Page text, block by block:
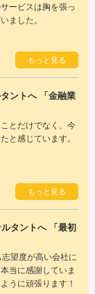
ービスは胸を張っ
ました。
もっと見る
ントへ 「金融業
とだけでなく、今
と感じています。
もっと見る
タントへ 「最初
望度が高い会社に
当に感謝していま
うに頑張ります！